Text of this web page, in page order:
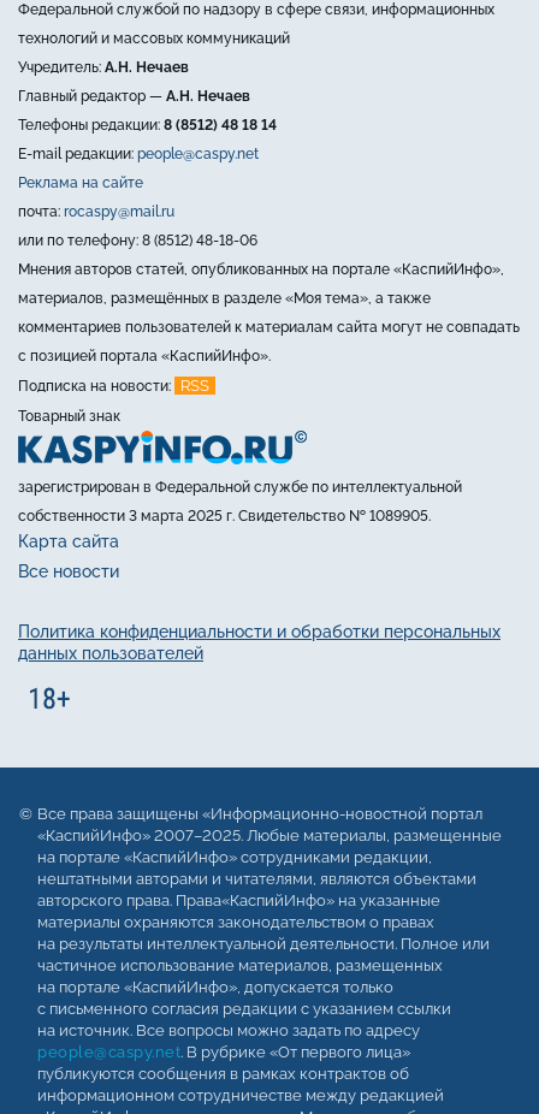
Федеральной службой по надзору в сфере связи, информационных
технологий и массовых коммуникаций
Учредитель: А.Н. Нечаев
Главный редактор — А.Н. Нечаев
Телефоны редакции: 8 (8512) 48 18 14
E-mail редакции: people@caspy.net
Реклама на сайте
почта: rocaspy@mail.ru
или по телефону: 8 (8512) 48-18-06
Мнения авторов статей, опубликованных на портале «КаспийИнфо»,
материалов, размещённых в разделе «Моя тема», а также
комментариев пользователей к материалам сайта могут не совпадать
с позицией портала «КаспийИнфо».
Подписка на новости:
RSS
Товарный знак
зарегистрирован в Федеральной службе по интеллектуальной
собственности 3 марта 2025 г. Свидетельство № 1089905.
Карта сайта
Все новости
Политика конфиденциальности и обработки персональных
данных пользователей
Все права защищены «Информационно-новостной портал
«КаспийИнфо» 2007–2025. Любые материалы, размещенные
на портале «КаспийИнфо» сотрудниками редакции,
нештатными авторами и читателями, являются объектами
авторского права. Права«КаспийИнфо» на указанные
материалы охраняются законодательством о правах
на результаты интеллектуальной деятельности. Полное или
частичное использование материалов, размещенных
на портале «КаспийИнфо», допускается только
с письменного согласия редакции с указанием ссылки
на источник. Все вопросы можно задать по адресу
people@caspy.net. В рубрике «От первого лица»
публикуются сообщения в рамках контрактов об
информационном сотрудничестве между редакцией